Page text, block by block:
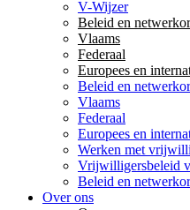
V-Wijzer
Beleid en
Vlaams
Federaal
Europees en
Beleid en
Vlaams
Federaal
Europees en
Werken met
Vrijwilligersbeleid
Beleid en
Over ons